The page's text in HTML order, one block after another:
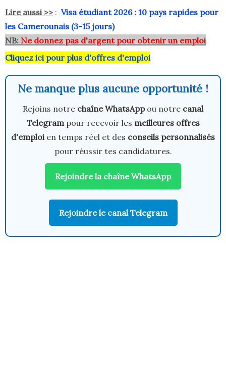
Lire aussi >> : Visa étudiant 2026 : 10 pays rapides pour
les Camerounais (3-15 jours)
NB: Ne donnez pas d'argent pour obtenir un emploi
Cliquez ici pour plus d'offres d'emploi
Ne manque plus aucune opportunité !
Rejoins notre chaîne WhatsAppou notre canal
Telegrampour recevoir les meilleures offres
d'emploien temps réel et des conseils personnalisés
pour réussir tes candidatures.
Rejoindre la chaîne WhatsApp
Rejoindre le canal Telegram